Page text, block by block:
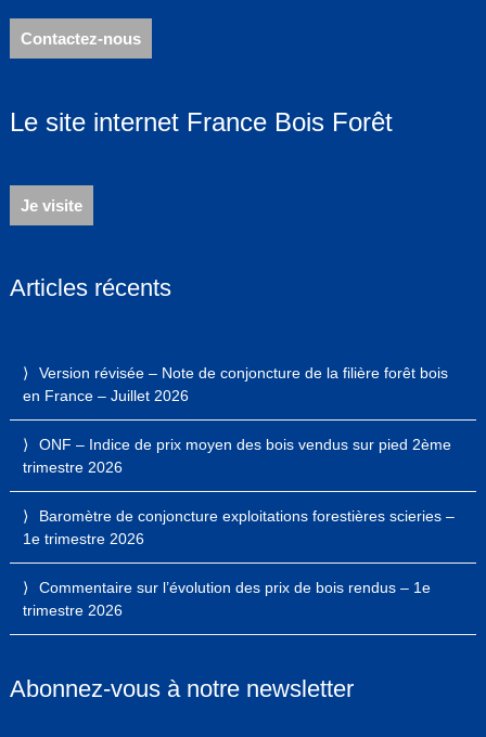
Contactez-nous
Le site internet France Bois Forêt
Je visite
Articles récents
Version révisée – Note de conjoncture de la filière forêt bois
en France – Juillet 2026
ONF – Indice de prix moyen des bois vendus sur pied 2ème
trimestre 2026
Baromètre de conjoncture exploitations forestières scieries –
1e trimestre 2026
Commentaire sur l’évolution des prix de bois rendus – 1e
trimestre 2026
Abonnez-vous à notre newsletter